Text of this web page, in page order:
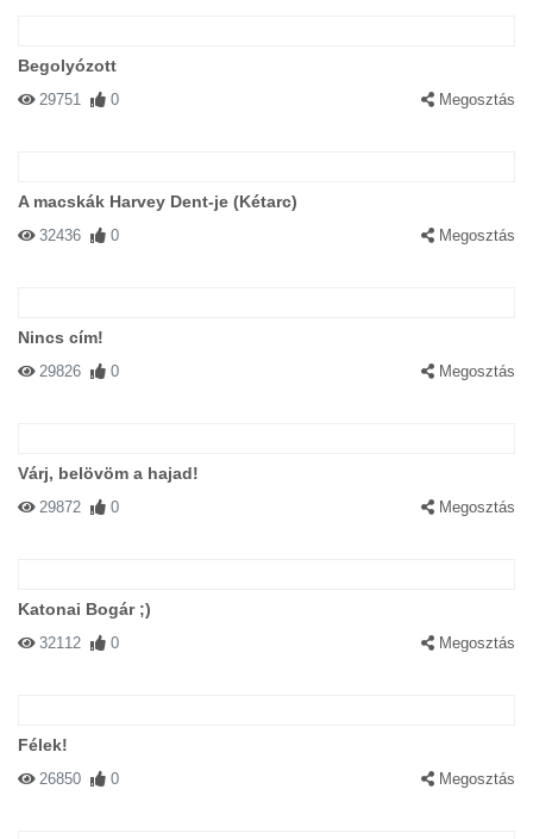
Begolyózott
29751 0 Megosztás
A macskák Harvey Dent-je (Kétarc)
32436 0 Megosztás
Nincs cím!
29826 0 Megosztás
Várj, belövöm a hajad!
29872 0 Megosztás
Katonai Bogár ;)
32112 0 Megosztás
Félek!
26850 0 Megosztás